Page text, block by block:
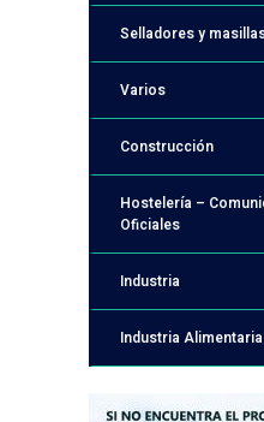
Selladores y
Varios
Construcción
Hostelería –
Oficiales
Industria
Industria Alimentaria